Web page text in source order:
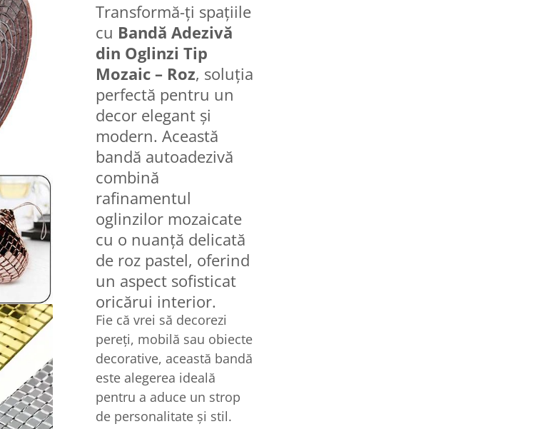
Transformă-ți spațiile
cu Bandă Adezivă
din Oglinzi Tip
Mozaic – Roz, soluția
perfectă pentru un
decor elegant și
modern. Această
bandă autoadezivă
combină
rafinamentul
oglinzilor mozaicate
cu o nuanță delicată
de roz pastel, oferind
un aspect sofisticat
oricărui interior.
Fie că vrei să decorezi
pereți, mobilă sau obiecte
decorative, această bandă
este alegerea ideală
pentru a aduce un strop
de personalitate și stil.